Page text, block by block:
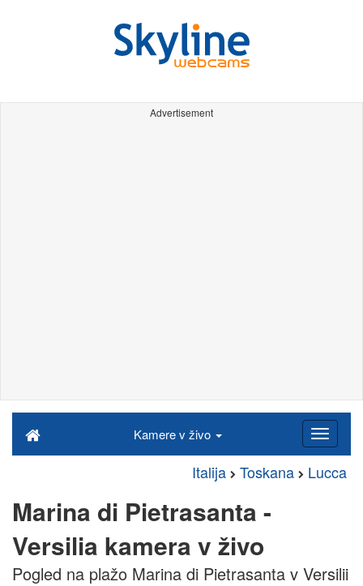
Advertisement
Kamere v živo
Italija Toskana Lucca
Marina di Pietrasanta -
Versilia kamera v živo
Pogled na plažo Marina di Pietrasanta v Versilii